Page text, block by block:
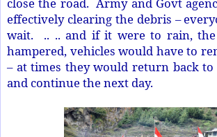
effectively clearing the debris –
wait. .. .. and if it were to rain,
hampered, vehicles would have to
– at times they would return back
and continue the next day.